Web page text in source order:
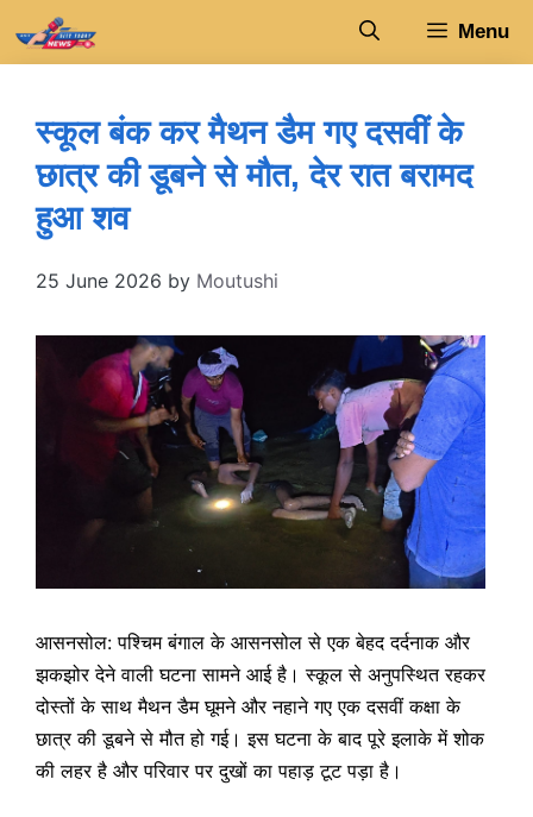
Menu
स्कूल बंक कर मैथन डैम गए दसवीं के
छात्र की डूबने से मौत, देर रात बरामद
हुआ शव
25 June 2026 by Moutushi
आसनसोल: पश्चिम बंगाल के आसनसोल से एक बेहद दर्दनाक और
झकझोर देने वाली घटना सामने आई है। स्कूल से अनुपस्थित रहकर
दोस्तों के साथ मैथन डैम घूमने और नहाने गए एक दसवीं कक्षा के
छात्र की डूबने से मौत हो गई। इस घटना के बाद पूरे इलाके में शोक
की लहर है और परिवार पर दुखों का पहाड़ टूट पड़ा है।